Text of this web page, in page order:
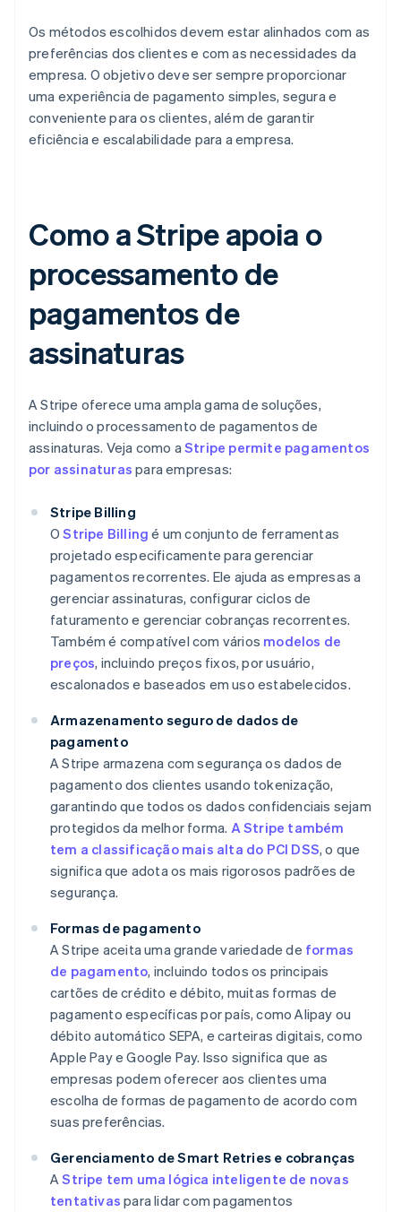
Os métodos escolhidos devem estar alinhados com as
preferências dos clientes e com as necessidades da
empresa. O objetivo deve ser sempre proporcionar
uma experiência de pagamento simples, segura e
conveniente para os clientes, além de garantir
eficiência e escalabilidade para a empresa.
Como a Stripe apoia o
processamento de
pagamentos de
assinaturas
A Stripe oferece uma ampla gama de soluções,
incluindo o processamento de pagamentos de
assinaturas. Veja como aStripe permite pagamentos
por assinaturas para empresas:
Stripe Billing
OStripe Billing é um conjunto de ferramentas
projetado especificamente para gerenciar
pagamentos recorrentes. Ele ajuda as empresas a
gerenciar assinaturas, configurar ciclos de
faturamento e gerenciar cobranças recorrentes.
Também é compatível com vários modelos de
preços, incluindo preços fixos, por usuário,
escalonados e baseados em uso estabelecidos.
Armazenamento seguro de dados de
pagamento
A Stripe armazena com segurança os dados de
pagamento dos clientes usando tokenização,
garantindo que todos os dados confidenciais sejam
protegidos da melhor forma. A Stripe também
tem a classificação mais alta do PCI DSS, o que
significa que adota os mais rigorosos padrões de
segurança.
Formas de pagamento
A Stripe aceita uma grande variedade de formas
de pagamento, incluindo todos os principais
cartões de crédito e débito, muitas formas de
pagamento específicas por país, como Alipay ou
débito automático SEPA, e carteiras digitais, como
Apple Pay e Google Pay. Isso significa que as
empresas podem oferecer aos clientes uma
escolha de formas de pagamento de acordo com
suas preferências.
Gerenciamento de Smart Retries e cobranças
AStripe tem uma lógica inteligente de novas
tentativas para lidar com pagamentos